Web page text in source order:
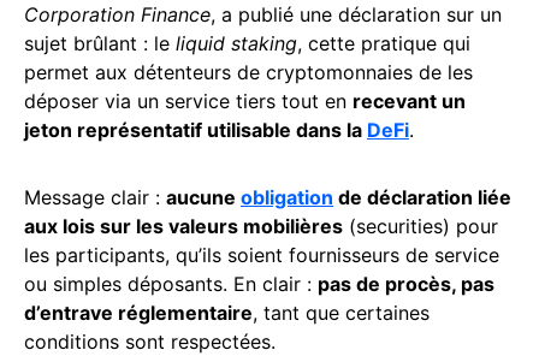
Corporation Finance, a publié une déclaration sur un
sujet brûlant : le liquid staking, cette pratique qui
permet aux détenteurs de cryptomonnaies de les
déposer via un service tiers tout en recevant un
jeton représentatif utilisable dans la DeFi.
Message clair : aucune obligation de déclaration liée
aux lois sur les valeurs mobilières (securities) pour
les participants, qu’ils soient fournisseurs de service
ou simples déposants. En clair : pas de procès, pas
d’entrave réglementaire, tant que certaines
conditions sont respectées.